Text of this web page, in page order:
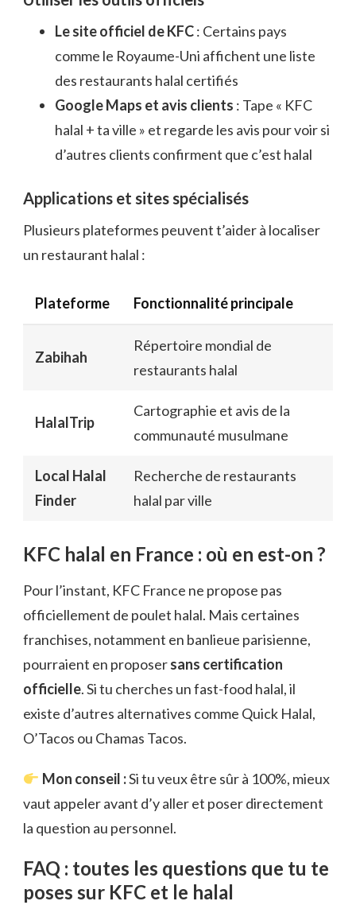
Le site officiel de KFC: Certains pays
comme le Royaume-Uni affichent une liste
des restaurants halal certifiés
Google Maps et avis clients : Tape « KFC
halal + ta ville » et regarde les avis pour voir si
d’autres clients confirment que c’est halal
Applications et sites spécialisés
Plusieurs plateformes peuvent t’aider à localiser
un restaurant halal :
Plateforme Fonctionnalité principale
Zabihah
Répertoire mondial de
restaurants halal
HalalTrip
Cartographie et avis de la
communauté musulmane
Local Halal
Finder
Recherche de restaurants
halal par ville
KFC halal en France : où en est-on ?
Pour l’instant, KFC France ne propose pas
officiellement de poulet halal. Mais certaines
franchises, notamment en banlieue parisienne,
pourraient en proposersans certification
officielle. Si tu cherches un fast-food halal, il
existe d’autres alternatives comme Quick Halal,
O’Tacos ou Chamas Tacos.
Mon conseil :Si tu veux être sûr à 100%, mieux
vaut appeler avant d’y aller et poser directement
la question au personnel.
FAQ : toutes les questions que tu te
poses sur KFC et le halal